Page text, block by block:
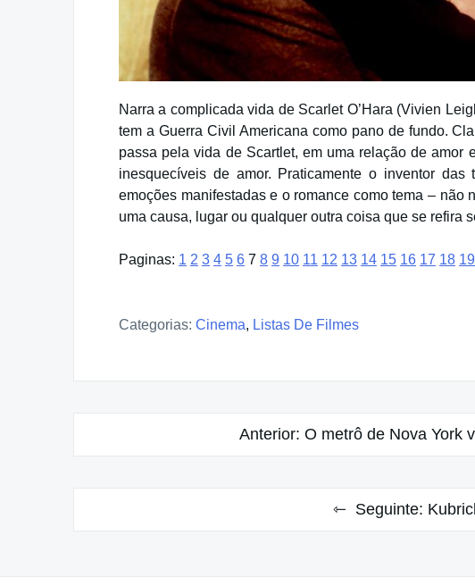
Narra a complicada vida de Scarlet O’Hara (Vivien
tem a Guerra Civil Americana como pano de fundo.
passa pela vida de Scartlet, em uma relação de
inesquecíveis de amor. Praticamente o inventor
emoções manifestadas e o romance como tema – não
uma causa, lugar ou qualquer outra coisa que se refira
Paginas: 1 2 3 4 5 6 7 8 9 10 11 12 13 14 15 16 17 18 19
Categorias: Cinema, Listas De Filmes
Anterior: O metrô de Nova York
Seguinte: